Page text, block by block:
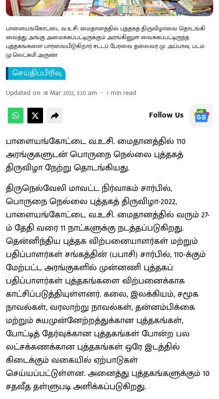
பாளையங்கோட்டை வ.உ.சி. மைதானத்தில் புத்தகத் திருவிழாவை தொடங்கி
வைத்து அங்கு அமைக்கப்பட்டிருக்கும் அரங்கினுள் வைக்கப்பட்டிருந்த
புத்தகங்களை பார்வையிடுகிறார் சட்டப் பேரவை தலைவர் மு. அப்பாவு. படம்:
மு.லெட்சுமி அருண்
செய்திப்பிரிவு
Updated on:18 Mar 2022, 3:20 am 1 min read
Follow Us
பாளையங்கோட்டை வ.உ.சி. மைதானத்தில் 110
அரங்குகளுடன் பொருநை நெல்லை புத்தகத்
திருவிழா நேற்று தொடங்கியது.
திருநெல்வேலி மாவட்ட நிர்வாகம் சார்பில்,
பொருநை நெல்லை புத்தகத் திருவிழா-2022,
பாளையங்கோட்டை வ.உ.சி. மைதானத்தில் வரும் 27-
ம் தேதி வரை 11 நாட்களுக்கு நடத்தப்படுகிறது.
தென்னிந்திய புத்தக விற்பனையாளர்கள் மற்றும்
பதிப்பாளர்கள் சங்கத்தின் (பபாசி) சார்பில், 110-க்கும்
மேற்பட்ட அரங்குகளில் முன்னணி புத்தகப்
பதிப்பாளர்கள் புத்தகங்களை விற்பனைக்காக
காட்சிப்படுத்தியுள்ளனர். கலை, இலக்கியம், சமூக
நாவல்கள், வரலாற்று நாவல்கள், தன்னம்பிக்கை
மற்றும் சுயமுன்னேற்றத்துக்கான புத்தகங்கள்,
போட்டித் தேர்வுக்கான புத்தகங்கள் போன்ற பல
லட்சக்கணக்கான புத்தகங்கள் ஒரே இடத்தில்
கிடைக்கும் வகையில் ஏற்பாடுகள்
செய்யப்பட்டுள்ளன. அனைத்து புத்தகங்களுக்கும் 10
சதவீத தள்ளுபடி அளிக்கப்படுகிறது.